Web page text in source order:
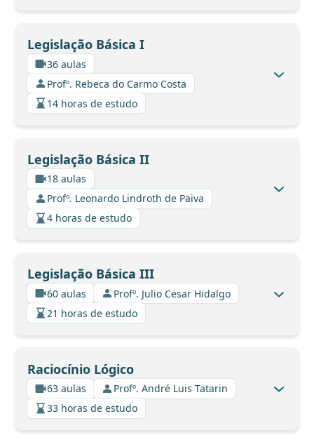
Legislação Básica I
36 aulas
Profº. Rebeca do Carmo Costa
14 horas de estudo
Legislação Básica II
18 aulas
Profº. Leonardo Lindroth de Paiva
4 horas de estudo
Legislação Básica III
60 aulas
Profº. Julio Cesar Hidalgo
21 horas de estudo
Raciocínio Lógico
63 aulas
Profº. André Luis Tatarin
33 horas de estudo